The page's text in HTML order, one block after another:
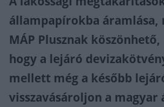
állampapírokba áramlása,
MÁP Plusznak
hogy a lejáró
mellett még a később
visszavásároljon a magyar